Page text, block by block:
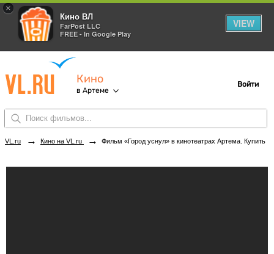
×
Кино ВЛ
FarPost LLC
FREE - In Google Play
VIEW
Кино
в Артеме
Войти
VL.ru → Кино на VL.ru → Фильм «Город уснул» в кинотеатрах Артема. Купить билеты!